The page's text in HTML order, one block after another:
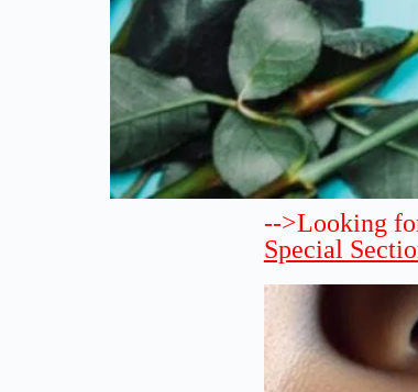
-->Looking
Special